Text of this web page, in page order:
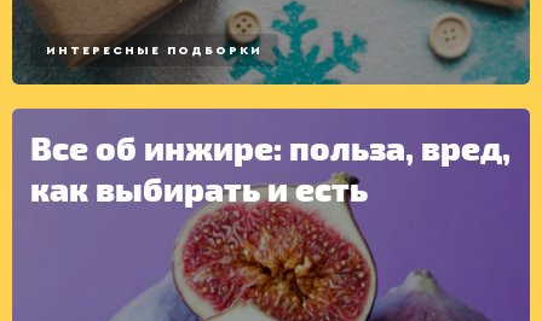
ИНТЕРЕСНЫЕ ПОДБОРКИ
Все об инжире: польза, вред,
как выбирать и есть